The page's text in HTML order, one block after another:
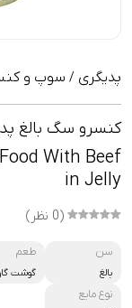
پدیگری / سوپ و
کنسرو سگ بالغ
With Beef
in Jelly
(0 نظر)
سن
بالغ
طعم
گوشت
نوع مایع